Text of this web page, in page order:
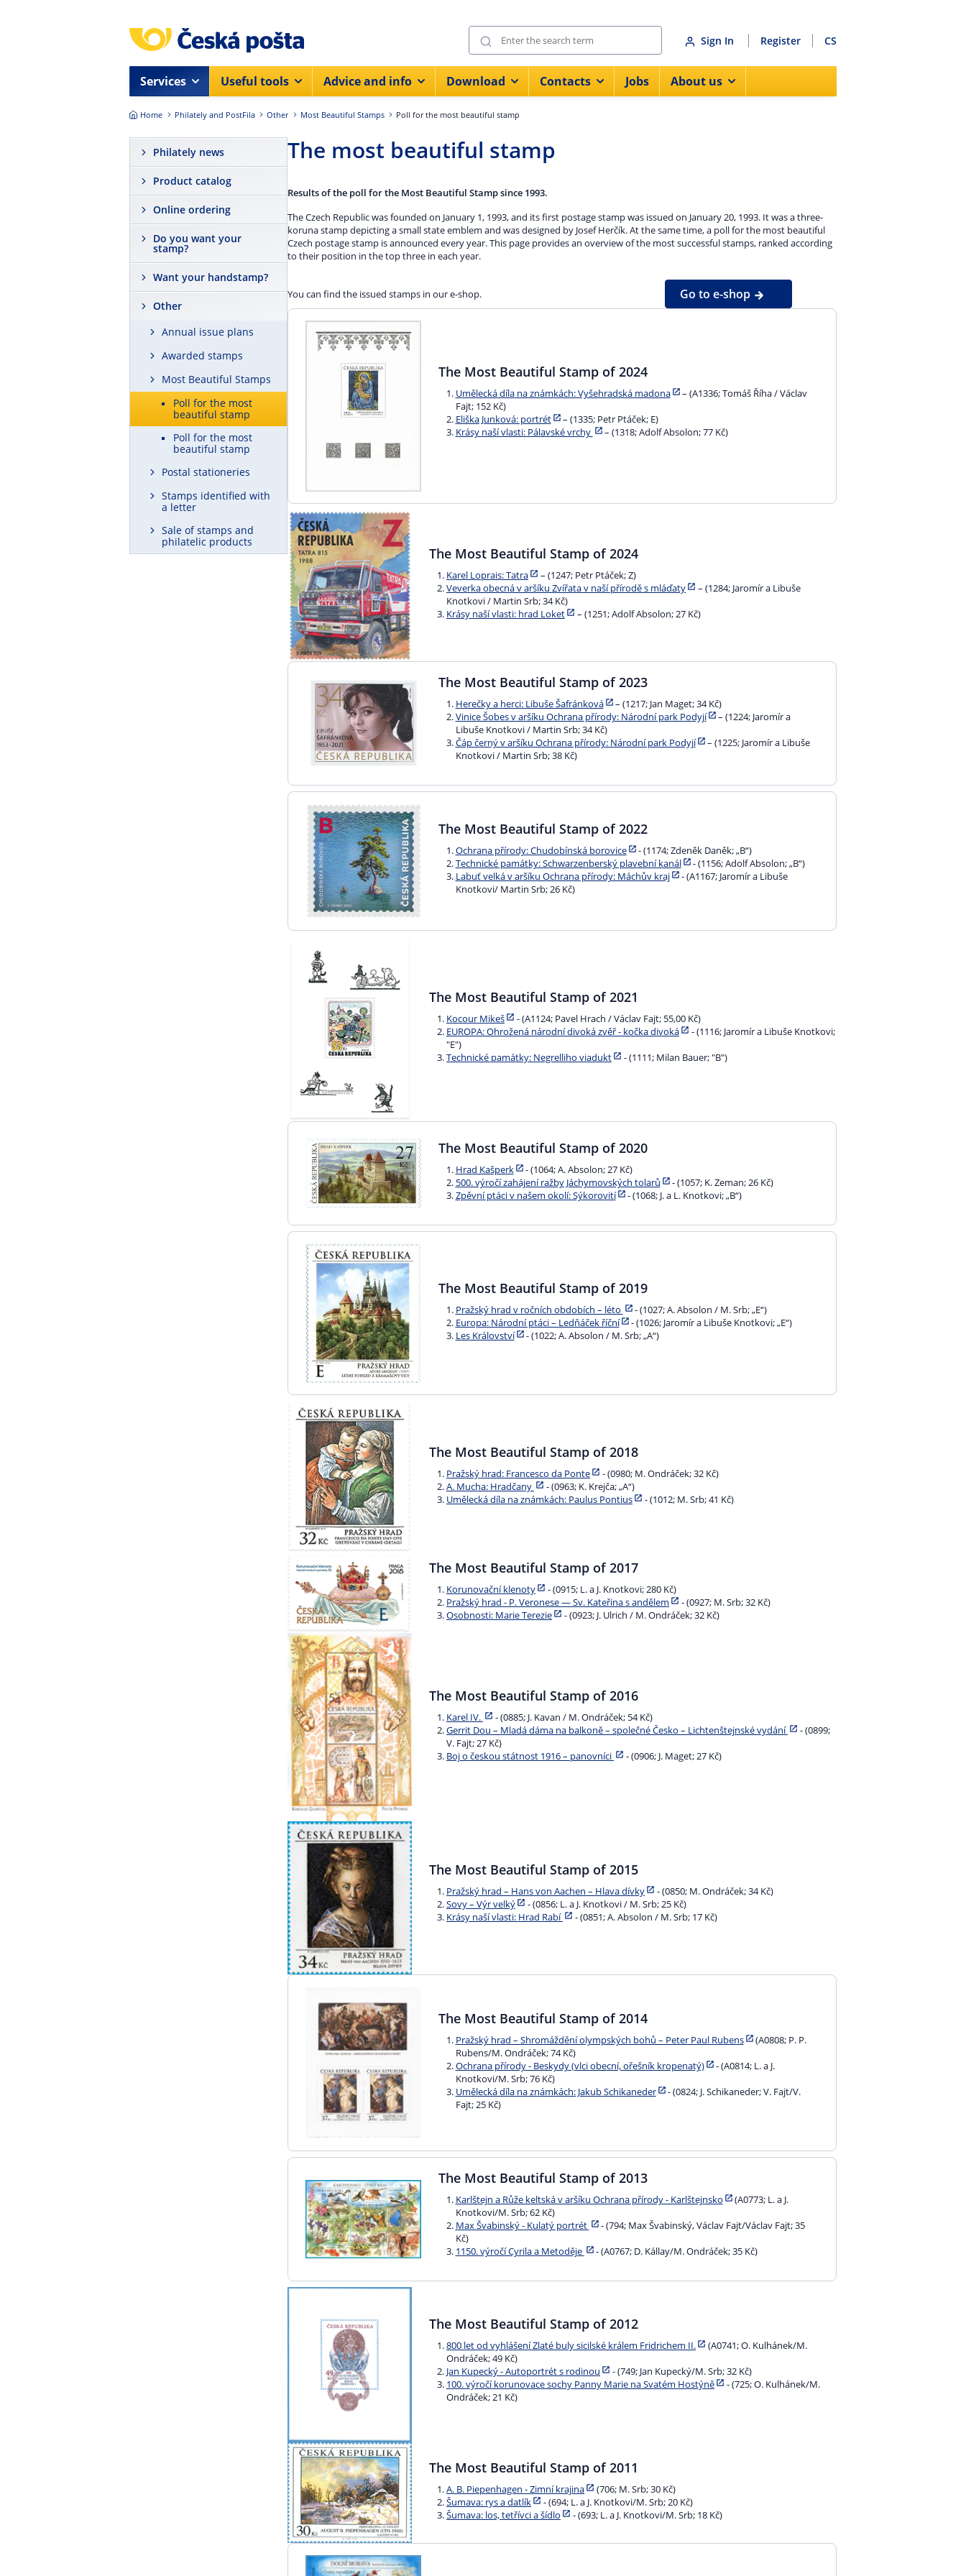
Sign In Register CS
Services Useful tools Advice and info Download Contacts Jobs About us
Home Philately and PostFila Other Most Beautiful Stamps Poll for the most beautiful stamp
Philately news
Product catalog
Online ordering
Do you want your
stamp?
Want your handstamp?
Other
Annual issue plans
Awarded stamps
Most Beautiful Stamps
Poll for the most
beautiful stamp
Poll for the most
beautiful stamp
Postal stationeries
Stamps identified with
a letter
Sale of stamps and
philatelic products
The most beautiful stamp
Results of the poll for the Most Beautiful Stamp since 1993.
The Czech Republic was founded on January 1, 1993, and its first postage stamp was issued on January 20, 1993. It was a three-
koruna stamp depicting a small state emblem and was designed by Josef Herčík. At the same time, a poll for the most beautiful
Czech postage stamp is announced every year. This page provides an overview of the most successful stamps, ranked according
to their position in the top three in each year.
You can find the issued stamps in our e-shop. Go to e-shop
The Most Beautiful Stamp of 2024
Umělecká díla na známkách: Vyšehradská madona
– (A1336; Tomáš Říha / Václav
Fajt; 152 Kč)
Eliška Junková: portrét
– (1335; Petr Ptáček; E)
Krásy naší vlasti: Pálavské vrchy
– (1318; Adolf Absolon; 77 Kč)
The Most Beautiful Stamp of 2024
Karel Loprais: Tatra
– (1247; Petr Ptáček; Z)
Veverka obecná v aršíku Zvířata v naší přírodě s mláďaty
– (1284; Jaromír a Libuše
Knotkovi / Martin Srb; 34 Kč)
Krásy naší vlasti: hrad Loket
– (1251; Adolf Absolon; 27 Kč)
The Most Beautiful Stamp of 2023
Herečky a herci: Libuše Šafránková
– (1217; Jan Maget; 34 Kč)
Vinice Šobes v aršíku Ochrana přírody: Národní park Podyjí
– (1224; Jaromír a
Libuše Knotkovi / Martin Srb; 34 Kč)
Čáp černý v aršíku Ochrana přírody: Národní park Podyjí
– (1225; Jaromír a Libuše
Knotkovi / Martin Srb; 38 Kč)
The Most Beautiful Stamp of 2022
Ochrana přírody: Chudobínská borovice
- (1174; Zdeněk Daněk; „B“)
Technické památky: Schwarzenberský plavební kanál
- (1156; Adolf Absolon; „B“)
Labuť velká v aršíku Ochrana přírody: Máchův kraj
- (A1167; Jaromír a Libuše
Knotkovi/ Martin Srb; 26 Kč)
The Most Beautiful Stamp of 2021
Kocour Mikeš
- (A1124; Pavel Hrach / Václav Fajt; 55,00 Kč)
EUROPA: Ohrožená národní divoká zvěř - kočka divoká
- (1116; Jaromír a Libuše Knotkovi;
"E")
Technické památky: Negrelliho viadukt
- (1111; Milan Bauer; "B")
The Most Beautiful Stamp of 2020
Hrad Kašperk
- (1064; A. Absolon; 27 Kč)
500. výročí zahájení ražby Jáchymovských tolarů
- (1057; K. Zeman; 26 Kč)
Zpěvní ptáci v našem okolí: Sýkorovití
- (1068; J. a L. Knotkovi; „B“)
The Most Beautiful Stamp of 2019
Pražský hrad v ročních obdobích – léto
- (1027; A. Absolon / M. Srb; „E“)
Europa: Národní ptáci – Ledňáček říční
- (1026; Jaromír a Libuše Knotkovi; „E“)
Les Království
- (1022; A. Absolon / M. Srb; „A“)
The Most Beautiful Stamp of 2018
Pražský hrad: Francesco da Ponte
- (0980; M. Ondráček; 32 Kč)
A. Mucha: Hradčany
- (0963; K. Krejča; „A“)
Umělecká díla na známkách: Paulus Pontius
- (1012; M. Srb; 41 Kč)
The Most Beautiful Stamp of 2017
Korunovační klenoty
- (0915; L. a J. Knotkovi; 280 Kč)
Pražský hrad - P. Veronese — Sv. Kateřina s andělem
- (0927; M. Srb; 32 Kč)
Osobnosti: Marie Terezie
- (0923; J. Ulrich / M. Ondráček; 32 Kč)
The Most Beautiful Stamp of 2016
Karel IV.
- (0885; J. Kavan / M. Ondráček; 54 Kč)
Gerrit Dou – Mladá dáma na balkoně – společné Česko – Lichtenštejnské vydání
- (0899;
V. Fajt; 27 Kč)
Boj o českou státnost 1916 – panovníci
- (0906; J. Maget; 27 Kč)
The Most Beautiful Stamp of 2015
Pražský hrad – Hans von Aachen – Hlava dívky
- (0850; M. Ondráček; 34 Kč)
Sovy – Výr velký
- (0856; L. a J. Knotkovi / M. Srb; 25 Kč)
Krásy naší vlasti: Hrad Rabí
- (0851; A. Absolon / M. Srb; 17 Kč)
The Most Beautiful Stamp of 2014
Pražský hrad – Shromáždění olympských bohů – Peter Paul Rubens
(A0808; P. P.
Rubens/M. Ondráček; 74 Kč)
Ochrana přírody - Beskydy (vlci obecní, ořešník kropenatý)
- (A0814; L. a J.
Knotkovi/M. Srb; 76 Kč)
Umělecká díla na známkách: Jakub Schikaneder
- (0824; J. Schikaneder; V. Fajt/V.
Fajt; 25 Kč)
The Most Beautiful Stamp of 2013
Karlštejn a Růže keltská v aršíku Ochrana přírody - Karlštejnsko
(A0773; L. a J.
Knotkovi/M. Srb; 62 Kč)
Max Švabinský - Kulatý portrét
- (794; Max Švabinský, Václav Fajt/Václav Fajt; 35
Kč)
1150. výročí Cyrila a Metoděje
- (A0767; D. Kállay/M. Ondráček; 35 Kč)
The Most Beautiful Stamp of 2012
800 let od vyhlášení Zlaté buly sicilské králem Fridrichem II.
(A0741; O. Kulhánek/M.
Ondráček; 49 Kč)
Jan Kupecký - Autoportrét s rodinou
- (749; Jan Kupecký/M. Srb; 32 Kč)
100. výročí korunovace sochy Panny Marie na Svatém Hostýně
- (725; O. Kulhánek/M.
Ondráček; 21 Kč)
The Most Beautiful Stamp of 2011
A. B. Piepenhagen - Zimní krajina
(706; M. Srb; 30 Kč)
Šumava: rys a datlík
- (694; L. a J. Knotkovi/M. Srb; 20 Kč)
Šumava: los, tetřívci a šídlo
- (693; L. a J. Knotkovi/M. Srb; 18 Kč)